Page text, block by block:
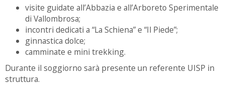
visite guidate all’Abbazia e all’Arboreto Sperimentale
di Vallombrosa;
incontri dedicati a “La Schiena” e “Il Piede”;
ginnastica dolce;
camminate e mini trekking.
Durante il soggiorno sarà presente un referente UISP in
struttura.